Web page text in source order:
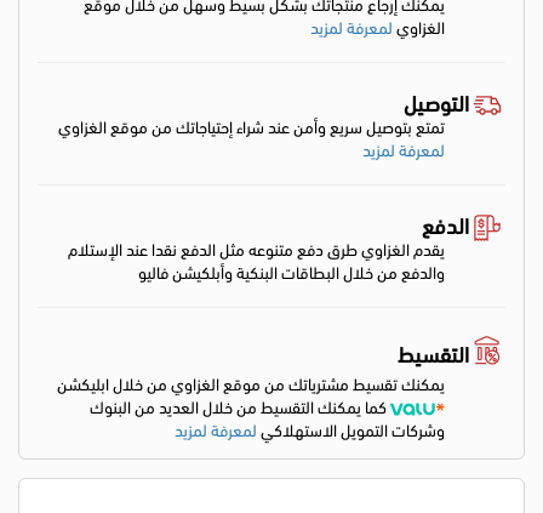
الغزاويلمعرفة لمزيد
التوصيل
تمتع بتوصيل سريع وأمن عند شراء إحتياجاتك من موقع الغزاوي
لمعرفة لمزيد
الدفع
يقدم الغزاوي طرق دفع متنوعه مثل الدفع نقدا عند الإستلام
والدفع من خلال البطاقات البنكية وأبلكيشن فاليو
التقسيط
يمكنك تقسيط مشترياتك من موقع الغزاوي من خلال ابليكشن
كما يمكنك التقسيط من خلال العديد من البنوك
وشركات التمويل الاستهلاكيلمعرفة لمزيد